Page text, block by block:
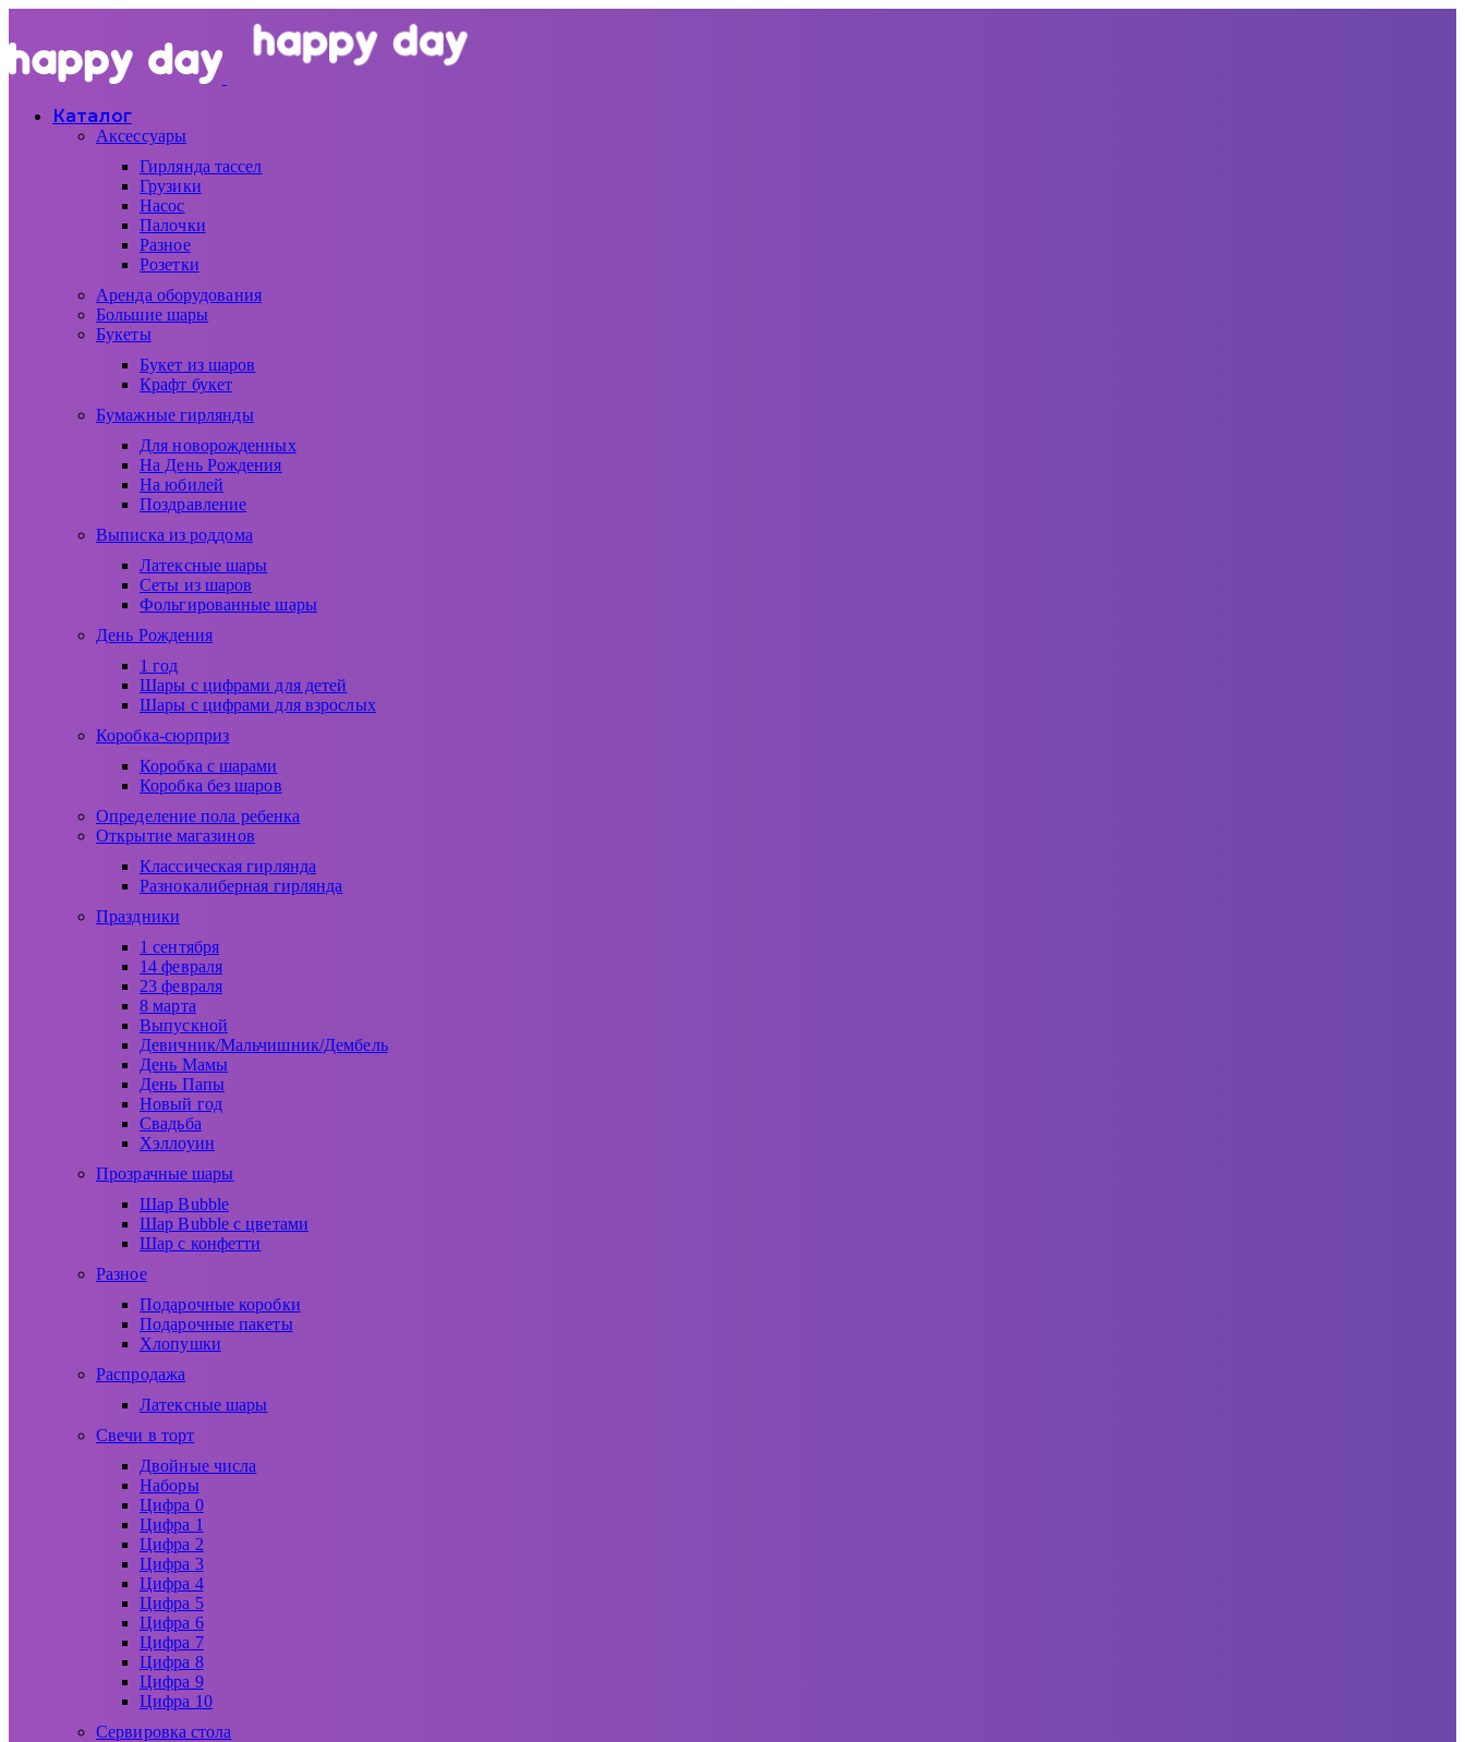
Каталог
Аксессуары
Гирлянда тассел
Грузики
Насос
Палочки
Разное
Розетки
Аренда оборудования
Большие шары
Букеты
Букет из шаров
Крафт букет
Бумажные гирлянды
Для новорожденных
На День Рождения
На юбилей
Поздравление
Выписка из роддома
Латексные шары
Сеты из шаров
Фольгированные шары
День Рождения
1 год
Шары с цифрами для детей
Шары с цифрами для взрослых
Коробка-сюрприз
Коробка с шарами
Коробка без шаров
Определение пола ребенка
Открытие магазинов
Классическая гирлянда
Разнокалиберная гирлянда
Праздники
1 сентября
14 февраля
23 февраля
8 марта
Выпускной
Девичник/Мальчишник/Дембель
День Мамы
День Папы
Новый год
Свадьба
Хэллоуин
Прозрачные шары
Шар Bubble
Шар Bubble с цветами
Шар с конфетти
Разное
Подарочные коробки
Подарочные пакеты
Хлопушки
Распродажа
Латексные шары
Свечи в торт
Двойные числа
Наборы
Цифра 0
Цифра 1
Цифра 2
Цифра 3
Цифра 4
Цифра 5
Цифра 6
Цифра 7
Цифра 8
Цифра 9
Цифра 10
Сервировка стола